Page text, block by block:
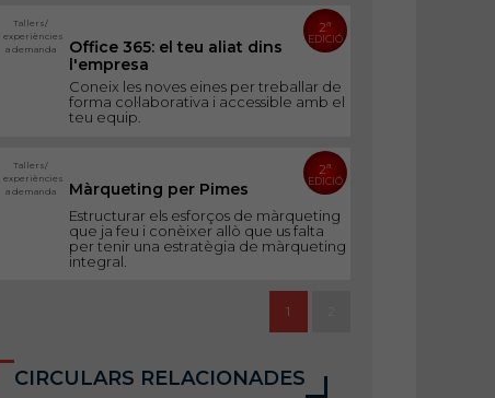
Tallers/
experiències
a demanda
Office 365: el teu aliat dins
l'empresa
Coneix les noves eines per treballar de
forma col·laborativa i accessible amb el
teu equip.
2ª
EDICIÓ
Tallers/
experiències
a demanda
Màrqueting per Pimes
Estructurar els esforços de màrqueting
que ja feu i conèixer allò que us falta
per tenir una estratègia de màrqueting
integral.
2ª
EDICIÓ
1
CIRCULARS RELACIONADES